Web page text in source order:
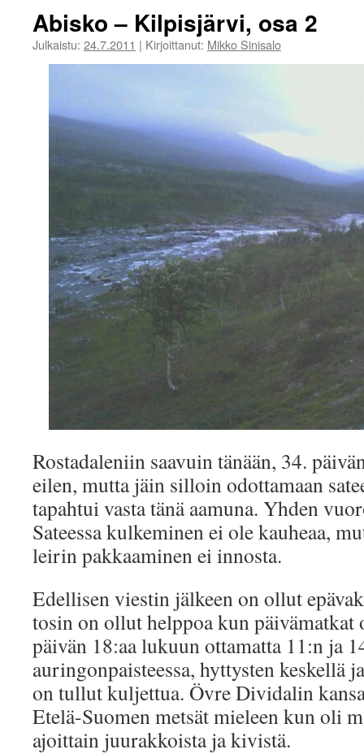
Abisko – Kilpisjärvi, osa 2
Julkaistu: 24.7.2011 | Kirjoittanut: Mikko Sinisalo
Rostadaleniin saavuin tänään, 34.
eilen, mutta jäin silloin odottamaan
tapahtui vasta tänä aamuna. Yhden
Sateessa kulkeminen ei ole kauheaa,
leirin pakkaaminen ei innosta.
Edellisen viestin jälkeen on ollut
tosin on ollut helppoa kun päivämatkat
päivän 18:aa lukuun ottamatta 11:n ja
auringonpaisteessa, hyttysten keskellä
on tullut kuljettua. Övre Dividalin
Etelä-Suomen metsät mieleen kun oli
ajoittain juurakkoista ja kivistä.